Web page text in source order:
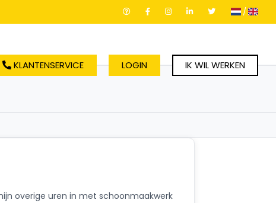
/
KLANTENSERVICE LOGIN IK WIL WERKEN
overige uren in met schoonmaakwerk